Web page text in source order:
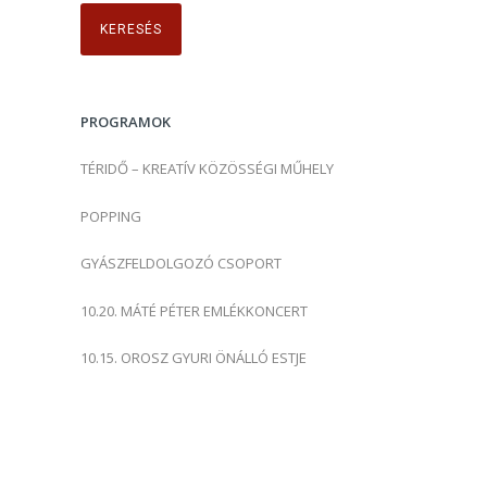
s
:PROGRAMOK
TÉRIDŐ – KREATÍV KÖZÖSSÉGI MŰHELY
POPPING
GYÁSZFELDOLGOZÓ CSOPORT
10.20. MÁTÉ PÉTER EMLÉKKONCERT
10.15. OROSZ GYURI ÖNÁLLÓ ESTJE